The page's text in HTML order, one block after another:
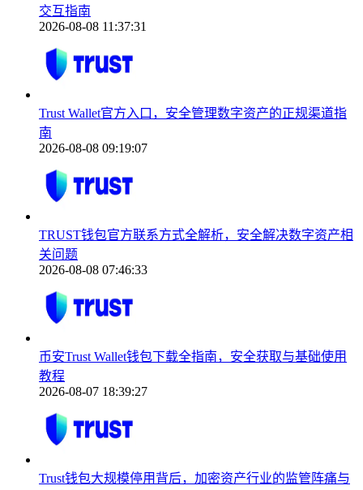
交互指南
2026-08-08 11:37:31
Trust Wallet官方入口，安全管理数字资产的正规渠道指
南
2026-08-08 09:19:07
TRUST钱包官方联系方式全解析，安全解决数字资产相
关问题
2026-08-08 07:46:33
币安Trust Wallet钱包下载全指南，安全获取与基础使用
教程
2026-08-07 18:39:27
Trust钱包大规模停用背后，加密资产行业的监管阵痛与